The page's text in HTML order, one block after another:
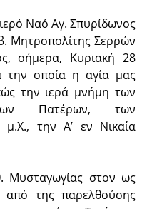
Ναό Αγ. Σπυρίδωνος
Μητροπολίτης Σερρών
σήμερα, Κυριακή 28
την οποία η αγία μας
την ιερά μνήμη των
Πατέρων, των
την Α’ εν Νικαία
Μυσταγωγίας στον ως
από της παρελθούσης